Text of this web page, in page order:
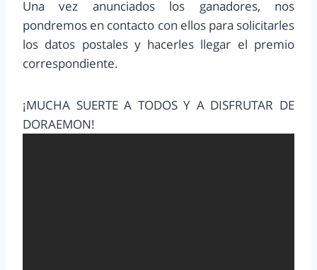
Una vez anunciados los ganadores, nos
pondremos en contacto con ellos para solicitarles
los datos postales y hacerles llegar el premio
correspondiente.
¡MUCHA SUERTE A TODOS Y A DISFRUTAR DE
DORAEMON!